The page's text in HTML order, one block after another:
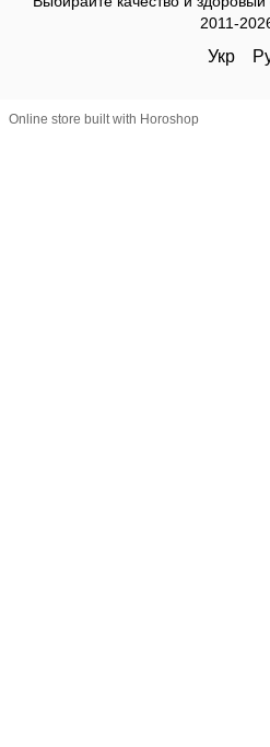
2011-
Укр
Online store built with Horoshop